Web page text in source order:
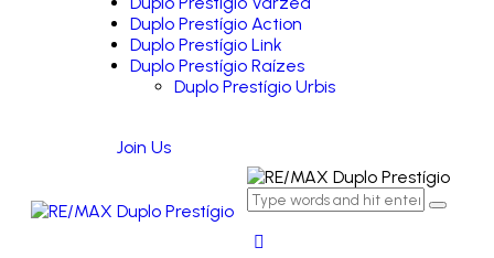
Duplo Prestígio Action
Duplo Prestígio Link
Duplo Prestígio Raízes
Duplo Prestígio Urbis
Join Us